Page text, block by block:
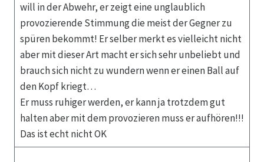
will in der Abwehr, er zeigt eine unglaublich
provozierende Stimmung die meist der Gegner zu
spüren bekommt! Er selber merkt es vielleicht nicht
aber mit dieser Art macht er sich sehr unbeliebt und
brauch sich nicht zu wundern wenn er einen Ball auf
den Kopf kriegt…
Er muss ruhiger werden, er kann ja trotzdem gut
halten aber mit dem provozieren muss er aufhören!!!
Das ist echt nicht OK